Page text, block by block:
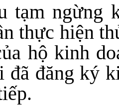
tạm ngừng
thực hiện
hộ kinh
đã đăng ký